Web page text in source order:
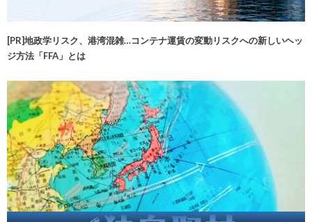
[PR]地政学リスク、港湾混雑…コンテナ運賃の変動リスクへの新しいヘッ
ジ方法「FFA」とは